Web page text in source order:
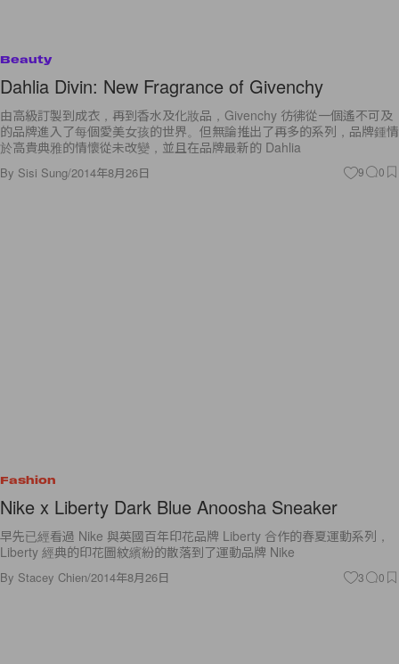
Beauty
Dahlia Divin: New Fragrance of Givenchy
由高級訂製到成衣，再到香水及化妝品，Givenchy 彷彿從一個遙不可及
的品牌進入了每個愛美女孩的世界。但無論推出了再多的系列，品牌鍾情
於高貴典雅的情懷從未改變，並且在品牌最新的 Dahlia
By Sisi Sung/2014年8月26日 9 0
Fashion
Nike x Liberty Dark Blue Anoosha Sneaker
早先已經看過 Nike 與英國百年印花品牌 Liberty 合作的春夏運動系列，
Liberty 經典的印花圖紋繽紛的散落到了運動品牌 Nike
By Stacey Chien/2014年8月26日 3 0